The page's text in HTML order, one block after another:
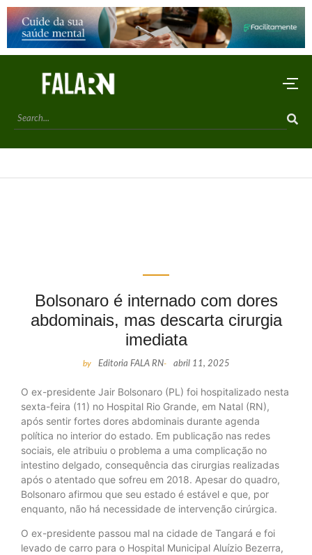
Bolsonaro é internado com dores
abdominais, mas descarta cirurgia
imediata
by Editoria FALA RN- abril 11, 2025
O ex-presidente Jair Bolsonaro (PL) foi hospitalizado nesta
sexta-feira (11) no Hospital Rio Grande, em Natal (RN),
após sentir fortes dores abdominais durante agenda
política no interior do estado. Em publicação nas redes
sociais, ele atribuiu o problema a uma complicação no
intestino delgado, consequência das cirurgias realizadas
após o atentado que sofreu em 2018. Apesar do quadro,
Bolsonaro afirmou que seu estado é estável e que, por
enquanto, não há necessidade de intervenção cirúrgica.
O ex-presidente passou mal na cidade de Tangará e foi
levado de carro para o Hospital Municipal Aluízio Bezerra,